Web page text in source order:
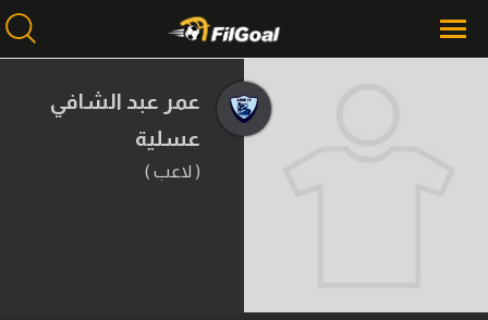
عمر عبد الشافي
عسلية
( لاعب )